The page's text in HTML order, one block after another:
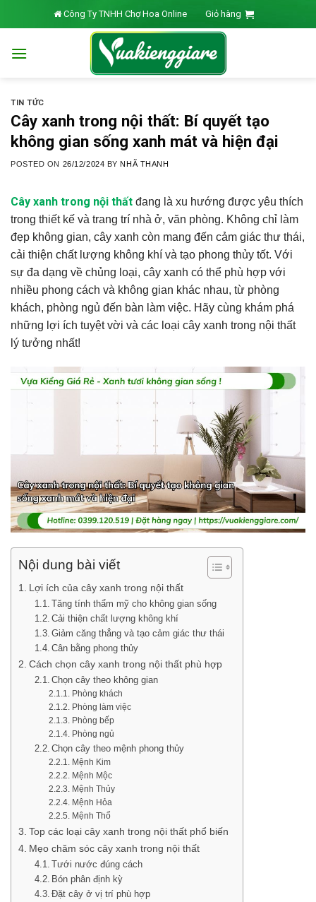
to
Công Ty TNHH Chợ Hoa Online Giỏ hàng
TIN TỨC
Cây xanh trong nội thất: Bí quyết tạo
không gian sống xanh mát và hiện đại
POSTED ON 26/12/2024 BYNHÃ THANH
Cây xanh trong nội thất đang là xu hướng được yêu thích
trong thiết kế và trang trí nhà ở, văn phòng. Không chỉ làm
đẹp không gian, cây xanh còn mang đến cảm giác thư thái,
cải thiện chất lượng không khí và tạo phong thủy tốt. Với
sự đa dạng về chủng loại, cây xanh có thể phù hợp với
nhiều phong cách và không gian khác nhau, từ phòng
khách, phòng ngủ đến bàn làm việc. Hãy cùng khám phá
những lợi ích tuyệt vời và các loại cây xanh trong nội thất
lý tưởng nhất!
Nội dung bài viết
Lợi ích của cây xanh trong nội thất
Tăng tính thẩm mỹ cho không gian sống
Cải thiện chất lượng không khí
Giảm căng thẳng và tạo cảm giác thư thái
Cân bằng phong thủy
Cách chọn cây xanh trong nội thất phù hợp
Chọn cây theo không gian
Phòng khách
Phòng làm việc
Phòng bếp
Phòng ngủ
Chọn cây theo mệnh phong thủy
Mệnh Kim
Mệnh Mộc
Mệnh Thủy
Mệnh Hỏa
Mệnh Thổ
Top các loại cây xanh trong nội thất phổ biến
Mẹo chăm sóc cây xanh trong nội thất
Tưới nước đúng cách
Bón phân định kỳ
Đặt cây ở vị trí phù hợp